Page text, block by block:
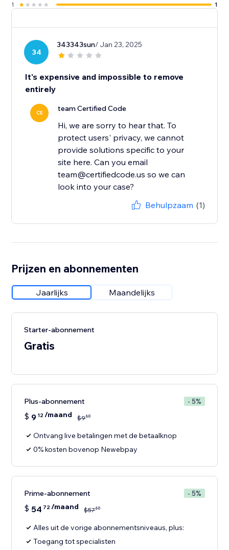
1
1
34
343343sun/ Jan 23, 2025
It's expensive and impossible to remove
entirely
CE team Certified Code
Hi, we are sorry to hear that. To
protect users' privacy, we cannot
provide solutions specific to your
site here. Can you email
team@certifiedcode.us so we can
look into your case?
Behulpzaam (1)
Prijzen en abonnementen
Jaarlijks Maandelijks
Starter-abonnement
Gratis
Plus-abonnement - 5%
$ 9 12/maand $960
Ontvang live betalingen met de betaalknop
0% kosten bovenop Newebpay
Prime-abonnement - 5%
$ 54 72/maand $5760
Alles uit de vorige abonnementsniveaus, plus:
Toegang tot specialisten